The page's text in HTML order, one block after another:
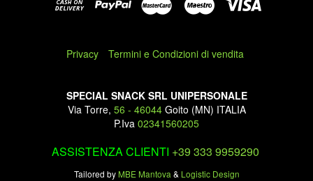
Privacy Termini e Condizioni di vendita
SPECIAL SNACK SRL UNIPERSONALE
Via Torre, 56 - 46044Goito (MN) ITALIA
P.Iva 02341560205
ASSISTENZA CLIENTI +39 333 9959290
Tailored by MBE Mantova & Logistic Design